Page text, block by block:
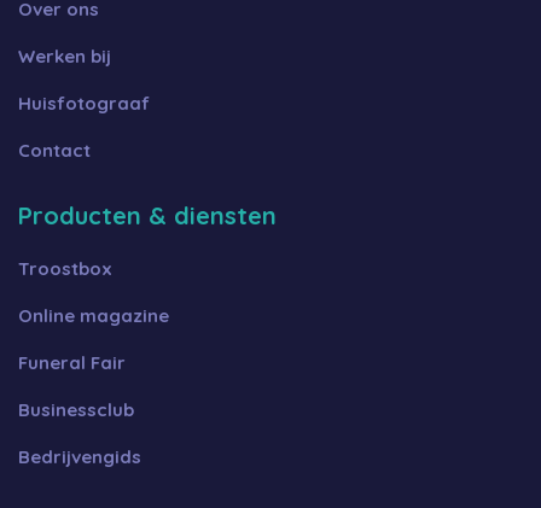
Over ons
Werken bij
Huisfotograaf
Contact
Producten & diensten
Troostbox
Online magazine
Funeral Fair
Businessclub
Bedrijvengids